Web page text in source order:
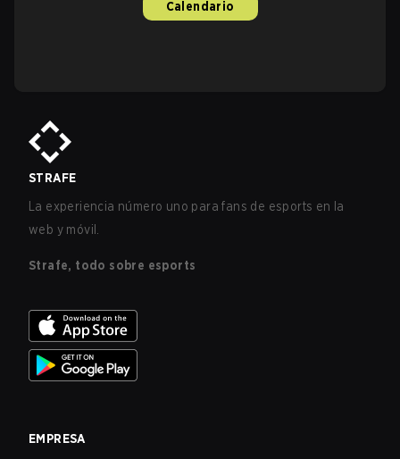
Calendario
STRAFE
La experiencia número uno para fans de esports en la
web y móvil.
Strafe, todo sobre esports
EMPRESA